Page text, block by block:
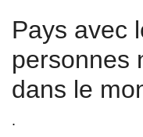
Pays avec
personnes
dans le
.